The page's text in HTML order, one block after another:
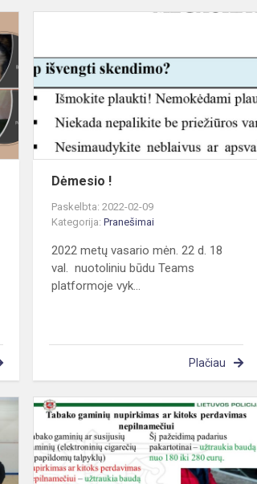
"Aš
galiu"
Dėmesio !
Paskelbta: 2022-02-09
Kategorija:Pranešimai
2022 metų vasario mėn. 22 d. 18
val. nuotoliniu būdu Teams
platformoje vyk...
Plačiau
Krepšinis